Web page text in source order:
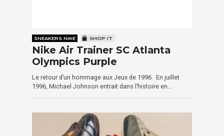
SNEAKERS NIKE SHOP IT
Nike Air Trainer SC Atlanta
Olympics Purple
Le retour d’un hommage aux Jeux de 1996. En juillet
1996, Michael Johnson entrait dans l’histoire en…